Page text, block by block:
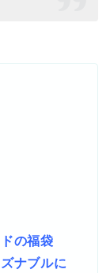
の福袋
ナブルに